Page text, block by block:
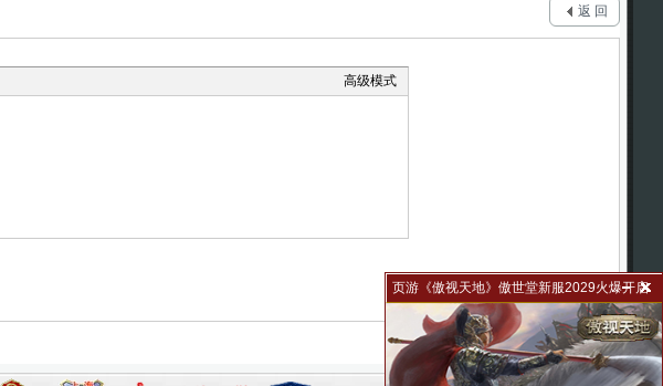
返 回
高级模式
页游《傲视天地》傲世堂新服2029火爆开启